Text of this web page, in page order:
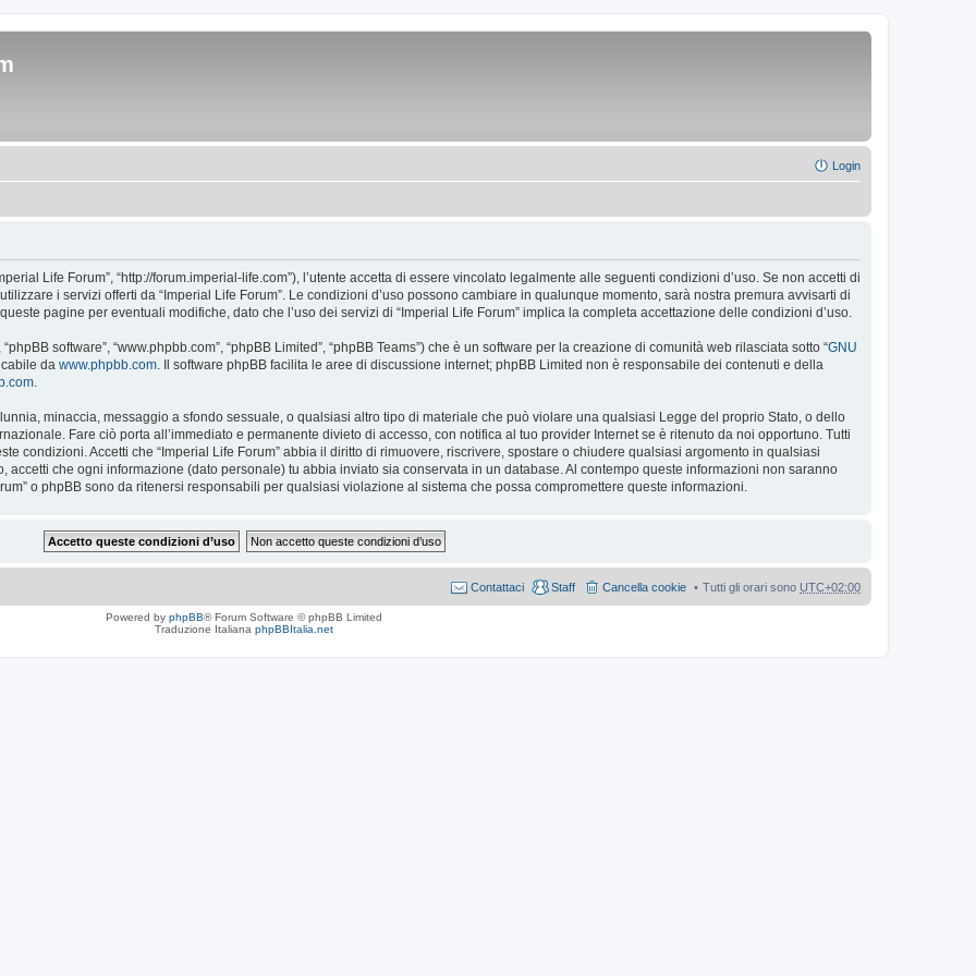
Login
Life Forum”, “http://forum.imperial-life.com”), l’utente accetta di essere vincolato legalmente alle seguenti condizioni d’uso. Se non accetti di
i servizi offerti da “Imperial Life Forum”. Le condizioni d’uso possono cambiare in qualunque momento, sarà nostra premura avvisarti di
pagine per eventuali modifiche, dato che l’uso dei servizi di “Imperial Life Forum” implica la completa accettazione delle condizioni d’uso.
software”, “www.phpbb.com”, “phpBB Limited”, “phpBB Teams”) che è un software per la creazione di comunità web rilasciata sotto “GNU
da www.phpbb.com. Il software phpBB facilita le aree di discussione internet; phpBB Limited non è responsabile dei contenuti e della
.
minaccia, messaggio a sfondo sessuale, o qualsiasi altro tipo di materiale che può violare una qualsiasi Legge del proprio Stato, o dello
Fare ciò porta all’immediato e permanente divieto di accesso, con notifica al tuo provider Internet se è ritenuto da noi opportuno. Tutti
condizioni. Accetti che “Imperial Life Forum” abbia il diritto di rimuovere, riscrivere, spostare o chiudere qualsiasi argomento in qualsiasi
accetti che ogni informazione (dato personale) tu abbia inviato sia conservata in un database. Al contempo queste informazioni non saranno
o phpBB sono da ritenersi responsabili per qualsiasi violazione al sistema che possa compromettere queste informazioni.
Tutti gli orari sono UTC+02:00
Cancella cookie
Staff
Contattaci
Powered by phpBB® Forum Software © phpBB Limited
Traduzione Italiana phpBBItalia.net